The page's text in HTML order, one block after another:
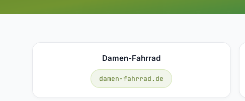
Damen-Fahrrad
damen-fahrrad.de